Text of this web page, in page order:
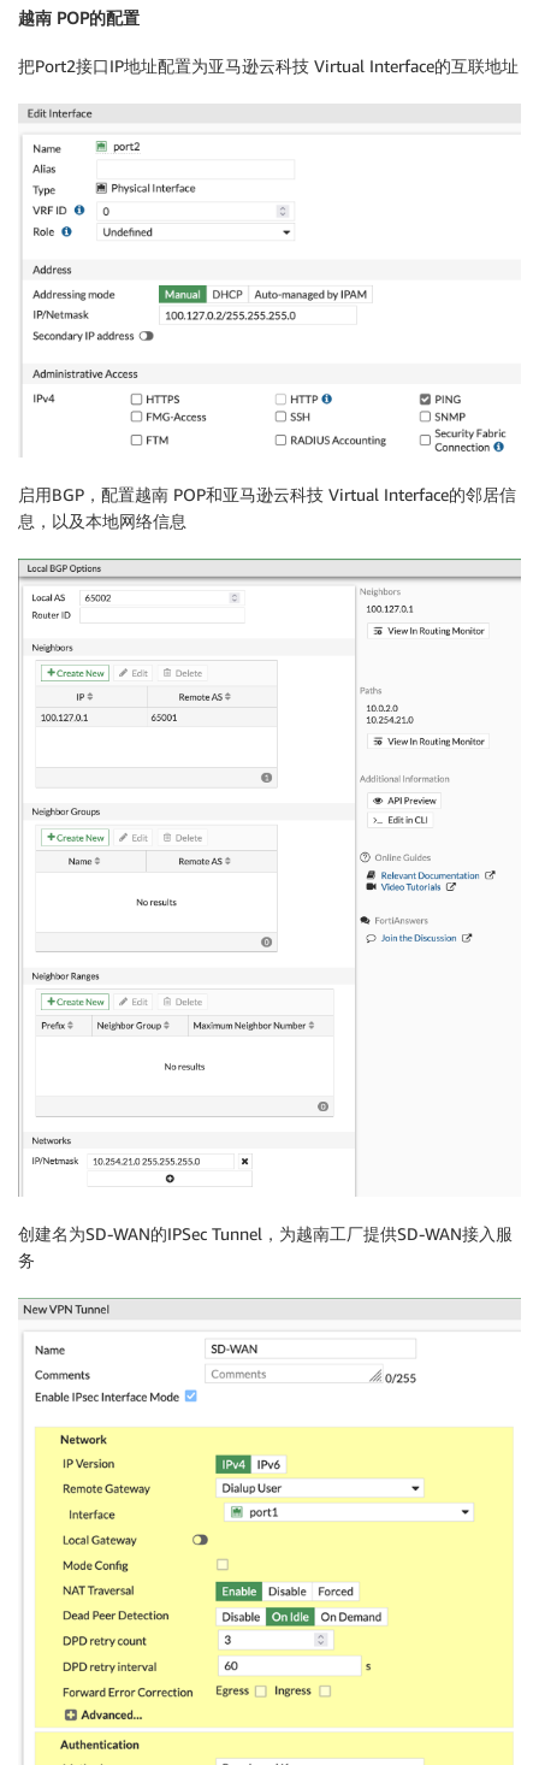
越南 POP的配置
把Port2接口IP地址配置为亚马逊云科技 Virtual Interface的互联地址
启用BGP，配置越南 POP和亚马逊云科技 Virtual Interface的邻居信
息，以及本地网络信息
创建名为SD-WAN的IPSec Tunnel，为越南工厂提供SD-WAN接入服
务